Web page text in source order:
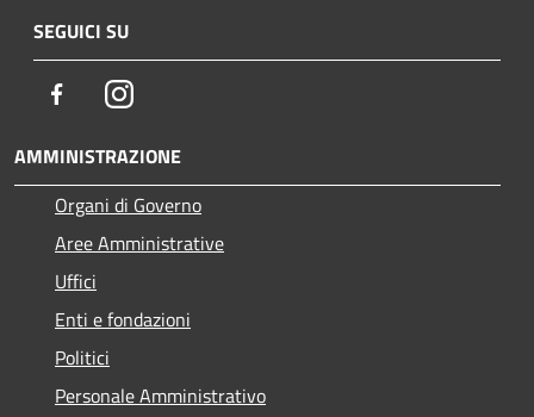
SEGUICI SU
FacebookInstagram
AMMINISTRAZIONE
Organi di Governo
Aree Amministrative
Uffici
Enti e fondazioni
Politici
Personale Amministrativo